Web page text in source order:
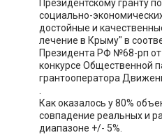
Президентскому гранту
социально-
достойные и
лечение в Крыму" в
Президента РФ №68-рп от
конкурсе Общественной
грантооператора
.
Как оказалось у 80%
совпадение реальных и
диапазоне +/- 5%.